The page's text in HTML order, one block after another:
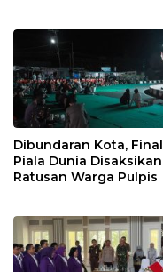
Dibundaran Kota, Final
Piala Dunia Disaksikan
Ratusan Warga Pulpis